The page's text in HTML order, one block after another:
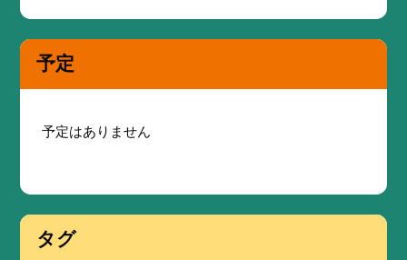
予定
予定はありません
タグ